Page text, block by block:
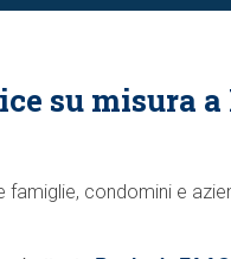
su misura
condomini e